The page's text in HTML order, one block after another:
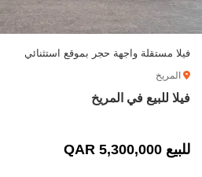
فيلا مستقلة واجهة حجر بموقع استثنائي
المريخ
فيلا للبيع في المريخ
للبيع 5,300,000 QAR